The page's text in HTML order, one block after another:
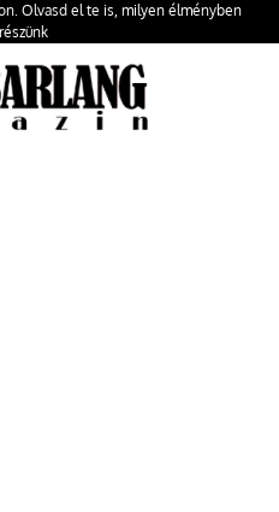
Olvasd el te is, milyen élményben